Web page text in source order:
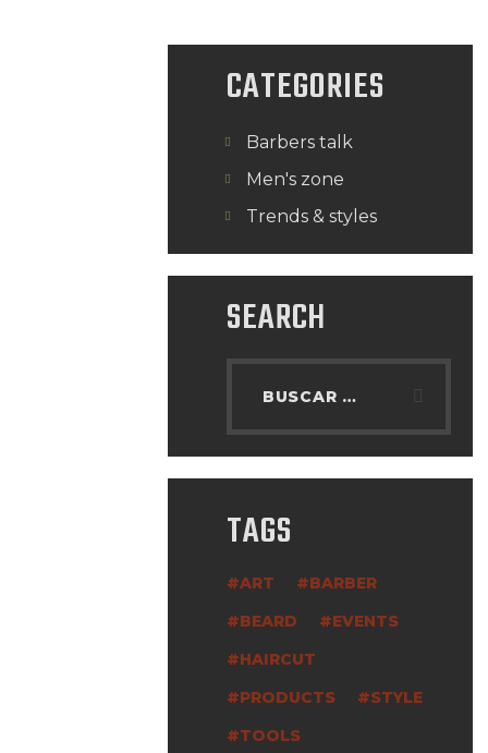
CATEGORIES
Barbers talk
Men's zone
Trends & styles
SEARCH
TAGS
ART
BARBER
BEARD
EVENTS
HAIRCUT
PRODUCTS
STYLE
TOOLS